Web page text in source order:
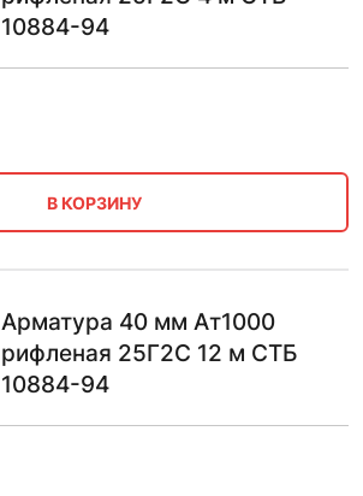
10884-94
В КОРЗИНУ
Арматура 40 мм Ат1000
рифленая 25Г2С 12 м СТБ
10884-94